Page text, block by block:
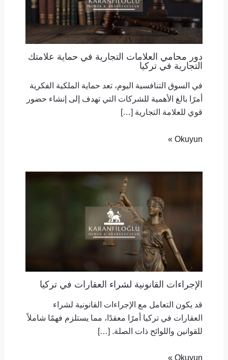
دور محامي العلامات التجارية في حماية علامتك
التجارية في تركيا
في السوق التنافسية اليوم، تعد حماية الملكية الفكرية
أمرًا بالغ الأهمية للشركات التي تهدف إلى إنشاء حضور
قوي للعلامة التجارية […]
Okuyun »
الإجراءات القانونية لشراء العقارات في تركيا
قد يكون التعامل مع الإجراءات القانونية لشراء
العقارات في تركيا أمرًا معقدًا، مما يستلزم فهمًا شاملاً
للقوانين واللوائح ذات الصلة. […]
Okuyun »